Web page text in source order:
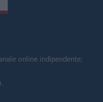
online indipendente;